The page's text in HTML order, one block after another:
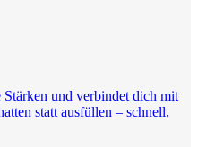
und verbindet dich mit
statt ausfüllen – schnell,